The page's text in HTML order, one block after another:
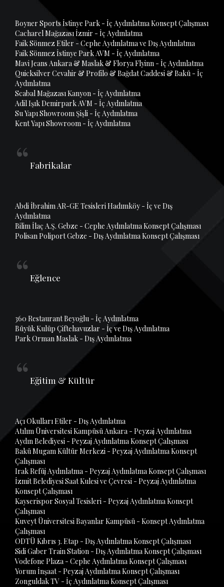
Boyner Sports İstinye Park - İç Aydınlatma Konsept Çalışması
Cacharel Mağazası İzmir - İç Aydınlatma
Faik Sönmez Etiler - Cephe Aydınlatma ve Dış Aydınlatma
Faik Sönmez İstinye Park AVM - İç Aydınlatma
Mavi Jeans Ankara & Maslak & Florya Flyinn - İç Aydınlatma
Quicksilver Cevahir & Profilo & Bağdat Caddesi & Bakü - İç
Aydınlatma
Scabal Mağazası Kanyon - İç Aydınlatma
Adil Işık Demirpark AVM - İç Aydınlatma
Su Yapı Showroom Şişli - İç Aydınlatma
Kent Yapı Showroom - İç Aydınlatma
Fabrikalar
Abdi İbrahim AR-GE Tesisleri Hadımköy - İç ve Dış
Aydınlatma
Bilim İlaç A.Ş. Gebze - Cephe Aydınlatma Konsept Çalışması
Polisan Poliport Gebze - Dış Aydınlatma Konsept Çalışması
Eğlence
360 Restaurant Beyoğlu - İç Aydınlatma
Büyük Kulüp Çiftehavuzlar - İç ve Dış Aydınlatma
Park Orman Maslak - Dış Aydınlatma
Eğitim & Kültür
Açı Okulları Etiler - Dış Aydınlatma
Atılım Üniversitesi Kampüsü Ankara - Peyzaj Aydınlatma
Aydın Belediyesi - Peyzaj Aydınlatma Konsept Çalışması
Bakü Mugam Kültür Merkezi - Peyzaj Aydınlatma Konsept
Çalışması
Irak Refüj Aydınlatma - Peyzaj Aydınlatma Konsept Çalışması
İzmit Belediyesi Saat Kulesi ve Çevresi - Peyzaj Aydınlatma
Konsept Çalışması
Kayserispor Sosyal Tesisleri - Peyzaj Aydınlatma Konsept
Çalışması
Kuveyt Üniversitesi Bayanlar Kampüsü - Konsept Aydınlatma
Çalışması
ODTÜ Kıbrıs 3. Etap - Dış Aydınlatma Konsept Çalışması
Sidi Gaber Train Station - Dış Aydınlatma Konsept Çalışması
Vodefone Plaza - Cephe Aydınlatma Konsept Çalışması
Yorum İnşaat - Peyzaj Aydınlatma Konsept Çalışması
Zonguldak TV - İç Aydınlatma Konsept Çalışması